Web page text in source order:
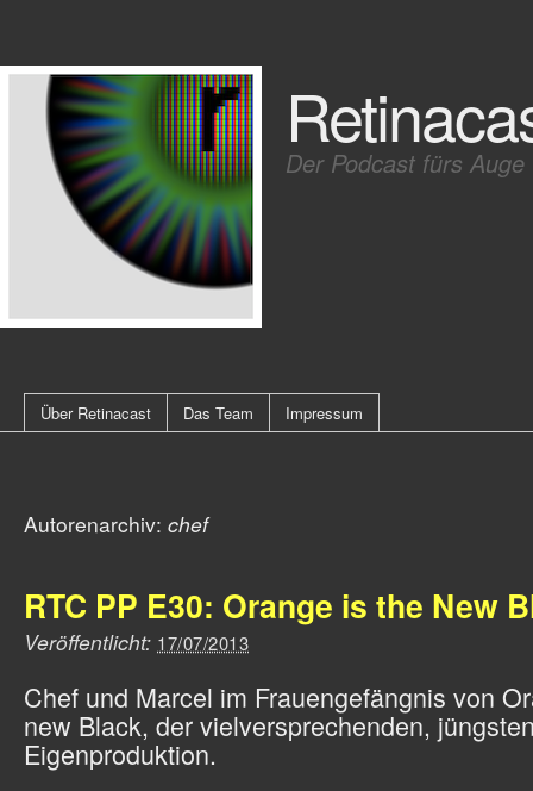
Der Podcast fürs Auge
Über Retinacast Das Team Impressum
Autorenarchiv: chef
RTC PP E30: Orange is the New
Veröffentlicht: 17/07/2013
Chef und Marcel im Frauengefängnis von
new Black, der vielversprechenden,
Eigenproduktion.